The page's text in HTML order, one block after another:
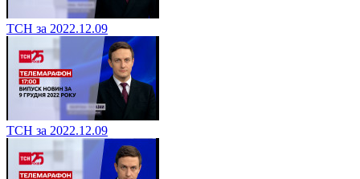
ТСН за 2022.12.09
ТСН за 2022.12.09